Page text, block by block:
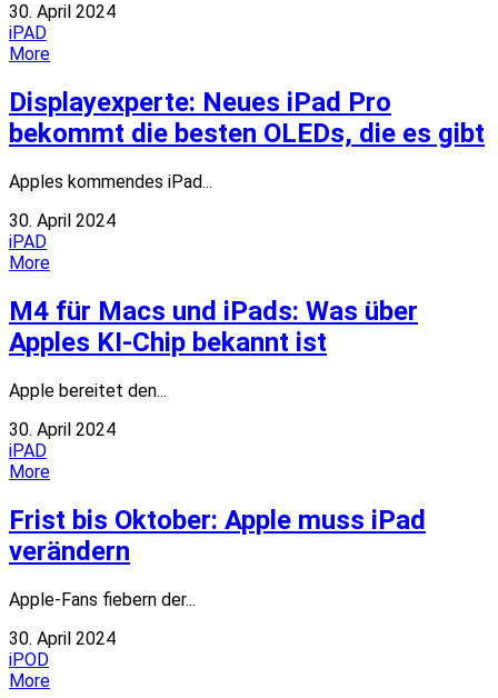
30. April 2024
iPAD
More
Displayexperte: Neues iPad Pro
bekommt die besten OLEDs, die es gibt
Apples kommendes iPad...
30. April 2024
iPAD
More
M4 für Macs und iPads: Was über
Apples KI-Chip bekannt ist
Apple bereitet den...
30. April 2024
iPAD
More
Frist bis Oktober: Apple muss iPad
verändern
Apple-Fans fiebern der...
30. April 2024
iPOD
More